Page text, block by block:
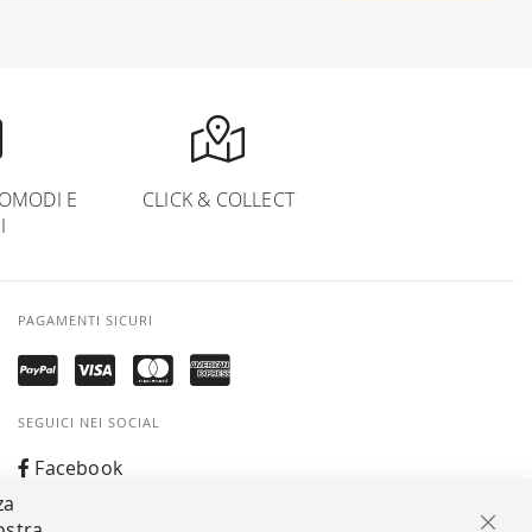
E
CLICK & COLLECT
PAGAMENTI SICURI
SEGUICI NEI SOCIAL
Facebook